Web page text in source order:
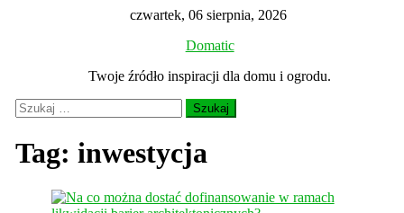
czwartek, 06 sierpnia, 2026
Domatic
Twoje źródło inspiracji dla domu i ogrodu.
Szukaj:
Tag: inwestycja